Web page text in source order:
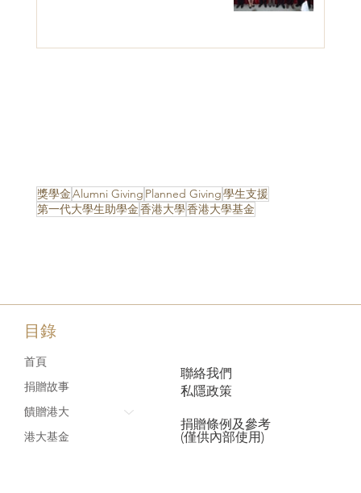
獎學金Alumni Giving Planned Giving學生支援
第一代大學生助學金香港大學香港大學基金
目錄
首頁
捐贈故事
饋贈港大
港大基金
聯絡我們
私隱政策
捐贈條例及參考
(僅供內部使用)